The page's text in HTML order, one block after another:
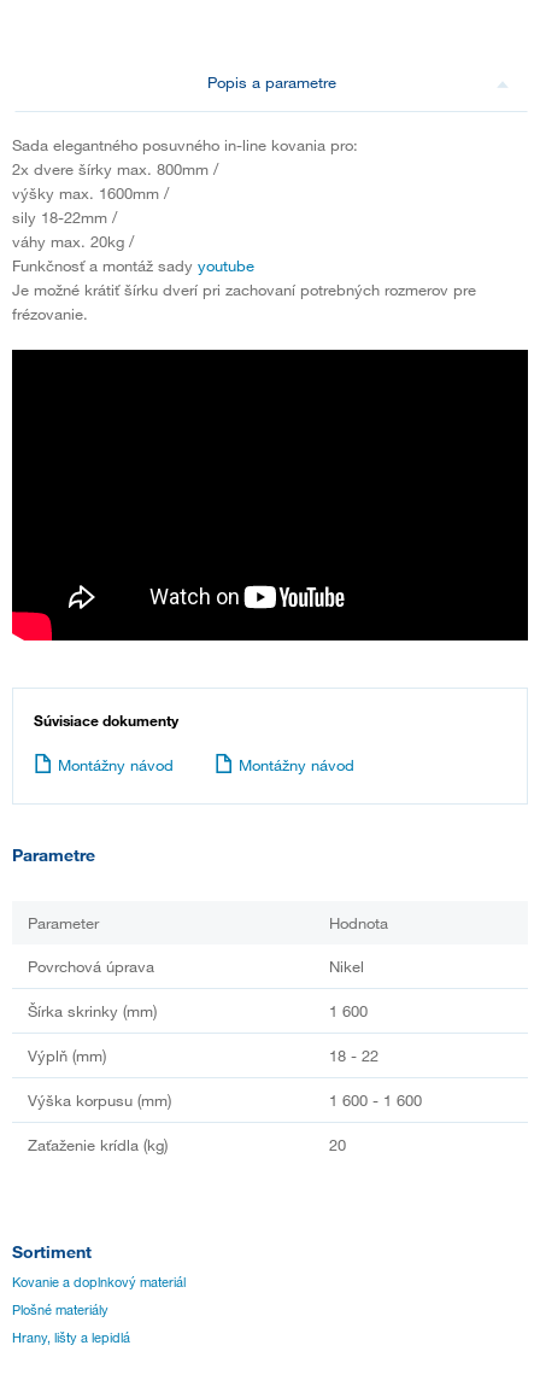
Popis a parametre
Sada elegantného posuvného in-line kovania pro:
2x dvere šírky max. 800mm /
výšky max. 1600mm /
sily 18-22mm /
váhy max. 20kg /
Funkčnosť a montáž sady youtube
Je možné krátiť šírku dverí pri zachovaní potrebných rozmerov pre
frézovanie.
Súvisiace dokumenty
Montážny návod Montážny návod
Parametre
Parameter Hodnota
Povrchová úprava Nikel
Šírka skrinky (mm) 1 600
Výplň (mm) 18 - 22
Výška korpusu (mm) 1 600 - 1 600
Zaťaženie krídla (kg) 20
Sortiment
Kovanie a doplnkový materiál
Plošné materiály
Hrany, lišty a lepidlá